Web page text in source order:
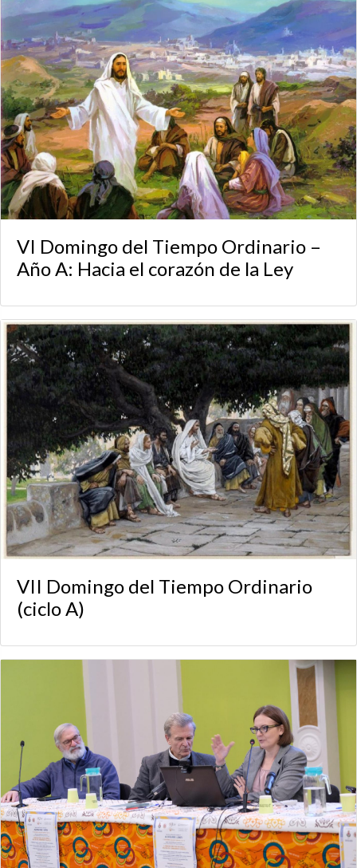
VI Domingo del Tiempo Ordinario –
Año A: Hacia el corazón de la Ley
VII Domingo del Tiempo Ordinario
(ciclo A)